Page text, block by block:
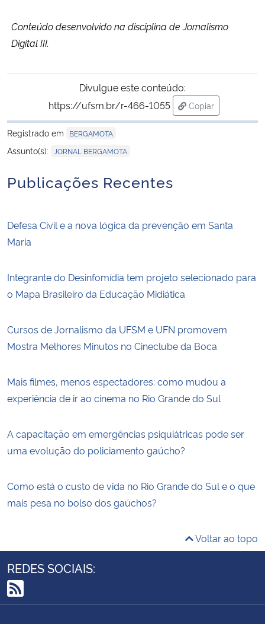
Conteúdo desenvolvido na disciplina de Jornalismo
Digital III.
Divulgue este conteúdo:
https://ufsm.br/r-466-1055
Copiar
para área de
Registrado em
BERGAMOTA
Assunto(s): JORNAL BERGAMOTA
Publicações Recentes
Defesa Civil e a nova lógica da prevenção em Santa
Maria
Integrante do Desinfomídia tem projeto selecionado para
o Mapa Brasileiro da Educação Midiática
Cursos de Jornalismo da UFSM e UFN promovem
Mostra Melhores Minutos no Cineclube da Boca
Mais filmes, menos espectadores: como mudou a
experiência de ir ao cinema no Rio Grande do Sul
A capacitação em emergências psiquiátricas pode ser
uma evolução do policiamento gaúcho?
Como está o custo de vida no Rio Grande do Sul e o que
mais pesa no bolso dos gaúchos?
Voltar ao topo
REDES SOCIAIS:
RSS